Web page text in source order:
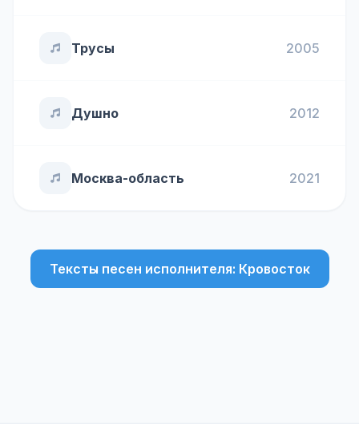
Трусы 2005
Душно 2012
Москва-область 2021
Тексты песен исполнителя: Кровосток